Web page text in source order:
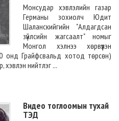
Монсудар хэвлэлийн газар
Германы зохиолч Юдит
Шаланскийгийн "Алдагдсан
зүйлсийн жагсаалт" номыг
Монгол хэлнээ хөрвүүлэн
онд Грайфсвальд хотод төрсөн)
хэвлэн нийтлэг ...
Видео тоглоомын тухай
ТЭД